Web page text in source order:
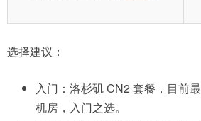
选择建议：
入门：洛杉矶 CN2 套餐，目前
机房，入门之选。